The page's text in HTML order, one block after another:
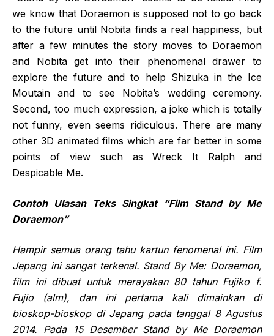
we know that Doraemon is supposed not to go back
to the future until Nobita finds a real happiness, but
after a few minutes the story moves to Doraemon
and Nobita get into their phenomenal drawer to
explore the future and to help Shizuka in the Ice
Moutain and to see Nobita’s wedding ceremony.
Second, too much expression, a joke which is totally
not funny, even seems ridiculous. There are many
other 3D animated films which are far better in some
points of view such as Wreck It Ralph and
Despicable Me.
Contoh Ulasan Teks Singkat “Film Stand by Me
Doraemon”
Hampir semua orang tahu kartun fenomenal ini. Film
Jepang ini sangat terkenal. Stand By Me: Doraemon,
film ini dibuat untuk merayakan 80tahun Fujiko f.
Fujio (alm), dan ini pertama kali dimainkan di
bioskop-bioskop di Jepang pada tanggal 8 Agustus
2014. Pada15 Desember Stand by Me Doraemon